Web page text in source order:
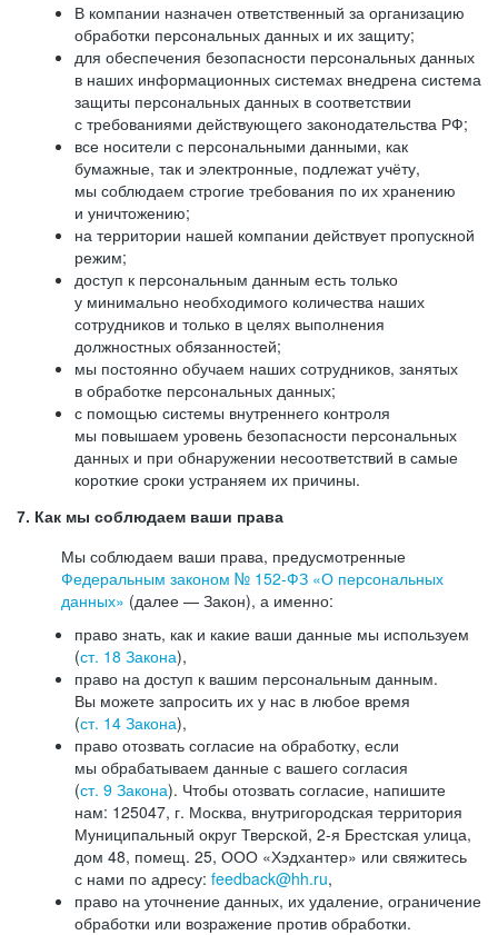
В компании назначен ответственный за организацию
обработки персональных данных и их защиту;
для обеспечения безопасности персональных данных
в наших информационных системах внедрена система
защиты персональных данных в соответствии
с требованиями действующего законодательства РФ;
все носители с персональными данными, как
бумажные, так и электронные, подлежат учёту,
мы соблюдаем строгие требования по их хранению
и уничтожению;
на территории нашей компании действует пропускной
режим;
доступ к персональным данным есть только
у минимально необходимого количества наших
сотрудников и только в целях выполнения
должностных обязанностей;
мы постоянно обучаем наших сотрудников, занятых
в обработке персональных данных;
с помощью системы внутреннего контроля
мы повышаем уровень безопасности персональных
данных и при обнаружении несоответствий в самые
короткие сроки устраняем их причины.
7. Как мы соблюдаем ваши права
Мы соблюдаем ваши права, предусмотренные
Федеральным законом № 152-ФЗ «О персональных
данных» (далее — Закон), а именно:
право знать, как и какие ваши данные мы используем
(ст. 18 Закона),
право на доступ к вашим персональным данным.
Вы можете запросить их у нас в любое время
(ст. 14 Закона),
право отозвать согласие на обработку, если
мы обрабатываем данные с вашего согласия
(ст. 9 Закона). Чтобы отозвать согласие, напишите
нам: 125047, г. Москва, внутригородская территория
Муниципальный округ Тверской, 2-я Брестская улица,
дом 48, помещ. 25, ООО «Хэдхантер» или свяжитесь
с нами по адресу: feedback@hh.ru,
право на уточнение данных, их удаление, ограничение
обработки или возражение против обработки.